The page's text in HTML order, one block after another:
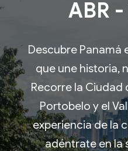
ABR
Descubre Panamá
que une historia,
Recorre la Ciudad
Portobelo y el
experiencia de la
adéntrate en la